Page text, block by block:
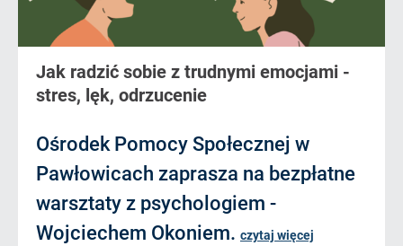
Jak radzić sobie z trudnymi emocjami -
stres, lęk, odrzucenie
Ośrodek Pomocy Społecznej w
Pawłowicach zaprasza na bezpłatne
warsztaty z psychologiem -
Wojciechem Okoniem. czytaj więcej